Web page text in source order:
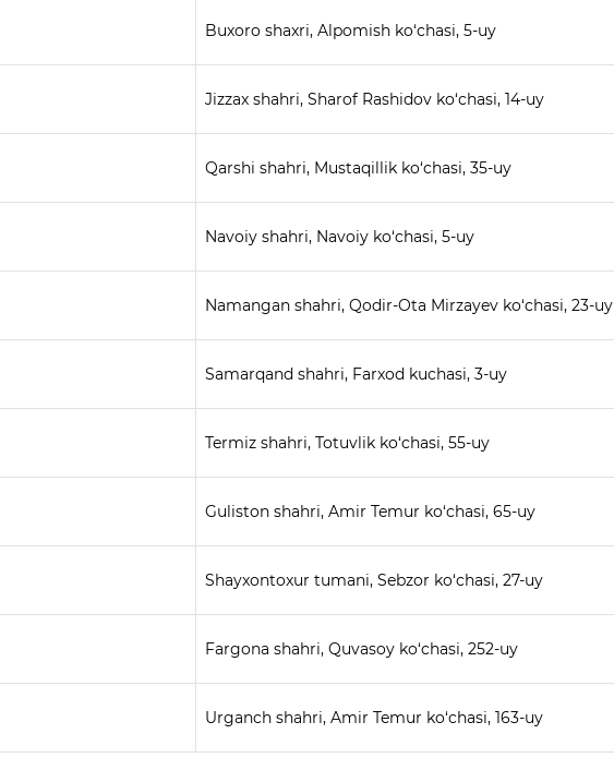
Buxoro shaxri, Alpomish ko‘chasi, 5-uy
Jizzax shahri, Sharof Rashidov ko‘chasi, 14-uy
Qarshi shahri, Mustaqillik ko‘chasi, 35-uy
Navoiy shahri, Navoiy ko‘chasi, 5-uy
Namangan shahri, Qodir-Ota Mirzayev ko‘chasi, 23-uy
Samarqand shahri, Farxod kuchasi, 3-uy
Termiz shahri, Totuvlik ko‘chasi, 55-uy
Guliston shahri, Amir Temur ko‘chasi, 65-uy
Shayxontoxur tumani, Sebzor ko‘chasi, 27-uy
Fargona shahri, Quvasoy ko‘chasi, 252-uy
Urganch shahri, Amir Temur ko‘chasi, 163-uy